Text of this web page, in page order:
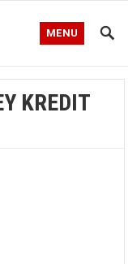
MENU
KREDIT